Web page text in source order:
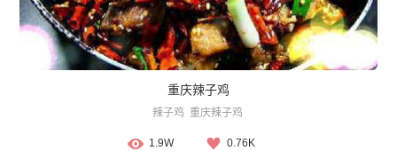
重庆辣子鸡
辣子鸡 重庆辣子鸡
1.9W 0.76K